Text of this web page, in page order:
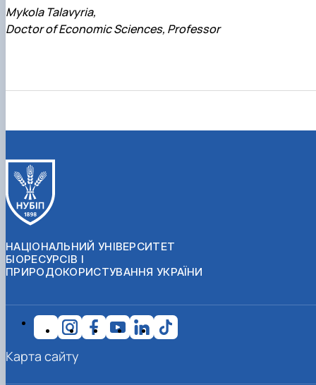
Mykola Talavyria,
Doctor of Economic Sciences, Professor
НАЦІОНАЛЬНИЙ УНІВЕРСИТЕТ
БІОРЕСУРСІВ І
ПРИРОДОКОРИСТУВАННЯ УКРАЇНИ
Карта сайту